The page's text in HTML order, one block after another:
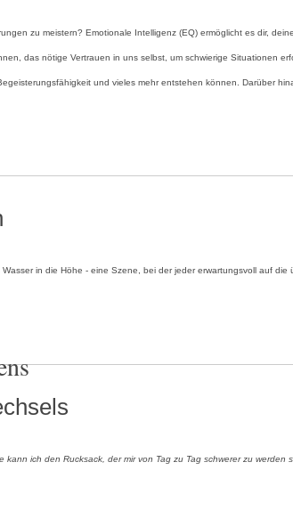
zu meistern? Emotionale Intelligenz (EQ) ermöglicht es dir,
das nötige Vertrauen in uns selbst, um schwierige Situationen
und vieles mehr entstehen können. Darüber
in die Höhe - eine Szene, bei der jeder erwartungsvoll auf die
kann ich den Rucksack, der mir von Tag zu Tag schwerer zu